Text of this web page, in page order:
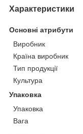
Характеристики
Основні атрибути
Виробник
Країна виробник
Тип продукції
Культура
Упаковка
Упаковка
Вага